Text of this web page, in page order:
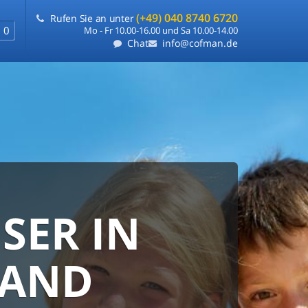
0
Rufen Sie an unter(+49) 040 8740 6720
Mo - Fr 10.00-16.00 und Sa 10.00-14.00
Chat info@cofman.de
IN
uns